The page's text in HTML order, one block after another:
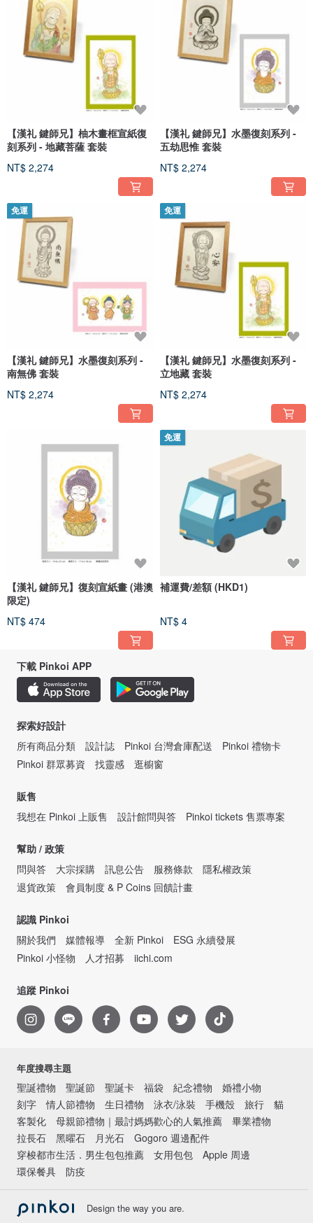
【漢礼 鍵師兄】柚木畫框宣紙復
刻系列 - 地藏菩薩 套裝
NT$ 2,274
【漢礼 鍵師兄】水墨復刻系列 -
五劫思惟 套裝
NT$ 2,274
免運
【漢礼 鍵師兄】水墨復刻系列 -
南無佛 套裝
NT$ 2,274
免運
【漢礼 鍵師兄】水墨復刻系列 -
立地藏 套裝
NT$ 2,274
【漢礼 鍵師兄】復刻宣紙畫 (港澳
限定)
NT$ 474
免運
補運費/差額 (HKD1)
NT$ 4
下載 Pinkoi APP
探索好設計
所有商品分類
設計誌 Pinkoi 台灣倉庫配送
Pinkoi 禮物卡
Pinkoi 群眾募資
找靈感 逛櫥窗
販售
我想在 Pinkoi 上販售
設計館問與答 Pinkoi tickets 售票專案
幫助 / 政策
問與答
大宗採購 訊息公告 服務條款
隱私權政策
退貨政策
會員制度 & P Coins 回饋計畫
認識 Pinkoi
關於我們
媒體報導 全新 Pinkoi
ESG 永續發展
Pinkoi 小怪物
人才招募 iichi.com
追蹤 Pinkoi
年度搜尋主題
聖誕禮物 聖誕節 聖誕卡 福袋 紀念禮物
婚禮小物
刻字
情人節禮物 生日禮物 泳衣/泳裝 手機殼 旅行
貓
客製化
母親節禮物｜最討媽媽歡心的人氣推薦
畢業禮物
拉長石
黑曜石 月光石
Gogoro 週邊配件
穿梭都市生活．男生包包推薦
女用包包
Apple 周邊
環保餐具
防疫
Design the way you are.